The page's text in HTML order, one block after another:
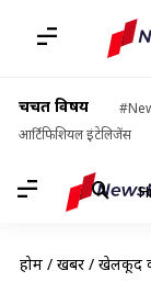
चर्चित विषय
आर्टिफिशियल इंटेलिजेंस
होम / खबरें / खेलकूद